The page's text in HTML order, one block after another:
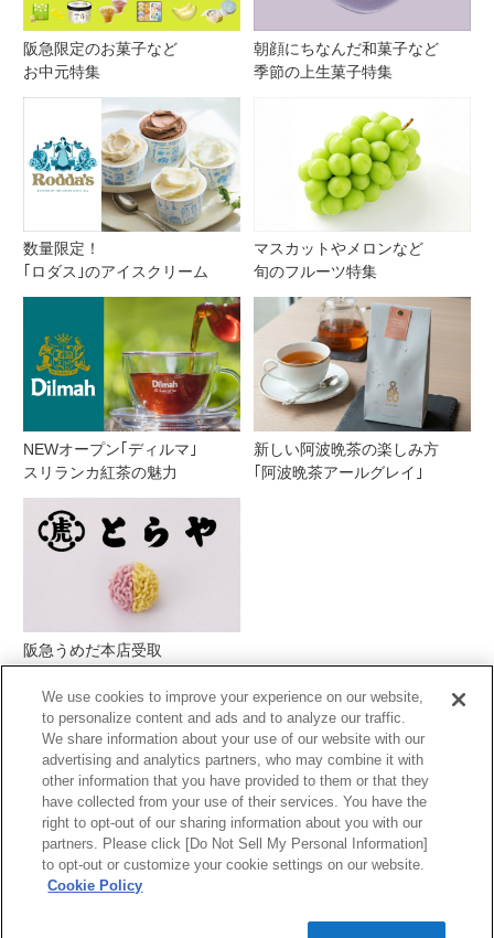
阪急限定のお菓子など
お中元特集
朝顔にちなんだ和菓子など
季節の上生菓子特集
数量限定！
｢ロダス｣のアイスクリーム
マスカットやメロンなど
旬のフルーツ特集
NEWオープン｢ディルマ｣
スリランカ紅茶の魅力
新しい阿波晩茶の楽しみ方
｢阿波晩茶アールグレイ｣
阪急うめだ本店受取
PCサイトを表示する
記載がない場合は「税込価格」です。
We use cookies to improve your experience on our website,
to personalize content and ads and to analyze our traffic.
We share information about your use of our website with our
advertising and analytics partners, who may combine it with
other information that you have provided to them or that they
have collected from your use of their services. You have the
right to opt-out of our sharing information about you with our
partners. Please click [Do Not Sell My Personal Information]
to opt-out or customize your cookie settings on our website.
Cookie Policy